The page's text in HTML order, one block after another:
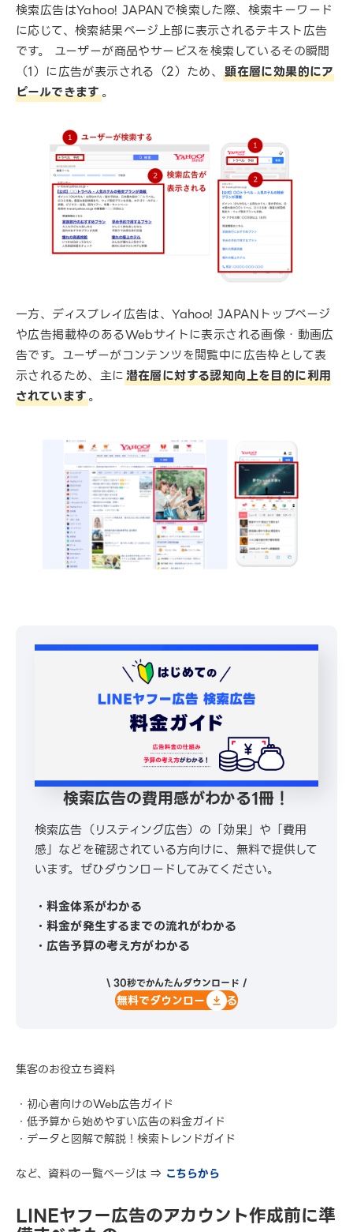
検索広告はYahoo! JAPANで検索した際、検索キーワード
に応じて、検索結果ページ上部に表示されるテキスト広告
です。 ユーザーが商品やサービスを検索しているその瞬間
（1）に広告が表示される（2）ため、顕在層に効果的にア
ピールできます。
一方、ディスプレイ広告は、Yahoo! JAPANトップページ
や広告掲載枠のあるWebサイトに表示される画像・動画広
告です。ユーザーがコンテンツを閲覧中に広告枠として表
示されるため、主に潜在層に対する認知向上を目的に利用
されています。
検索広告の費用感がわかる1冊！
検索広告（リスティング広告）の「効果」や「費用
感」などを確認されている方向けに、無料で提供して
います。ぜひダウンロードしてみてください。
・料金体系がわかる
・料金が発生するまでの流れがわかる
・広告予算の考え方がわかる
\ 30秒でかんたんダウンロード /
無料でダウンロードする
集客のお役立ち資料
・初心者向けのWeb広告ガイド
・低予算から始めやすい広告の料金ガイド
・データと図解で解説！検索トレンドガイド
など、資料の一覧ページは ⇒ こちらから
LINEヤフー広告のアカウント作成前に準